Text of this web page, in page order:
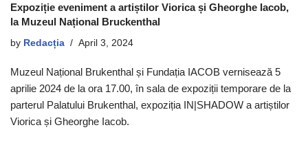
Expoziție eveniment a artiștilor Viorica și Gheorghe Iacob,
la Muzeul Național Bruckenthal
by Redacția April 3, 2024
Muzeul Național Brukenthal și Fundația IACOB vernisează 5
aprilie 2024 de la ora 17.00, în sala de expoziții temporare de la
parterul Palatului Brukenthal, expoziția IN|SHADOW a artiștilor
Viorica și Gheorghe Iacob.